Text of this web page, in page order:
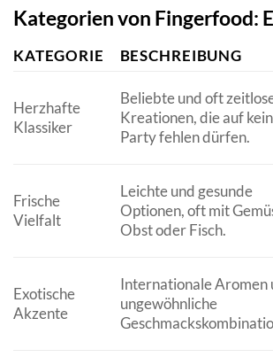
Kategorien von Fingerfood:
KATEGORIE BESCHREIBUNG
Herzhafte
Klassiker
Beliebte und oft
Kreationen, die auf
Party fehlen dürfen.
Frische
Vielfalt
Leichte und gesunde
Optionen, oft mit
Obst oder Fisch.
Exotische
Akzente
Internationale Aromen
ungewöhnliche